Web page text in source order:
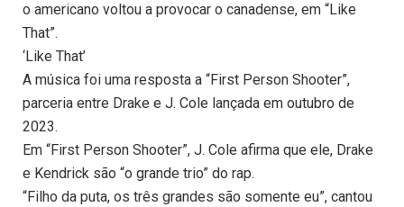
o americano voltou a provocar o canadense, em “Like
That”.
‘Like That’
A música foi uma resposta a “First Person Shooter”,
parceria entre Drake e J. Cole lançada em outubro de
2023.
Em “First Person Shooter”, J. Cole afirma que ele, Drake
e Kendrick são “o grande trio” do rap.
“Filho da puta, os três grandes são somente eu”, cantou